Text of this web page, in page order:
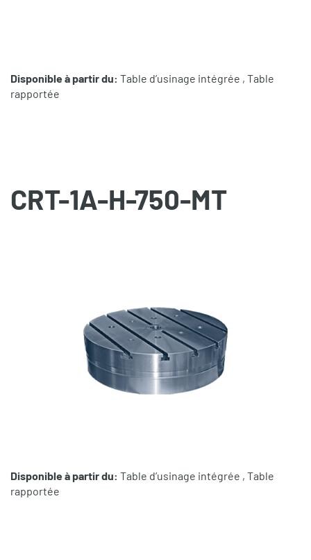
Disponible à partir du: Table d’usinage intégrée , Table
rapportée
CRT-1A-H-750-MT
Disponible à partir du: Table d’usinage intégrée , Table
rapportée